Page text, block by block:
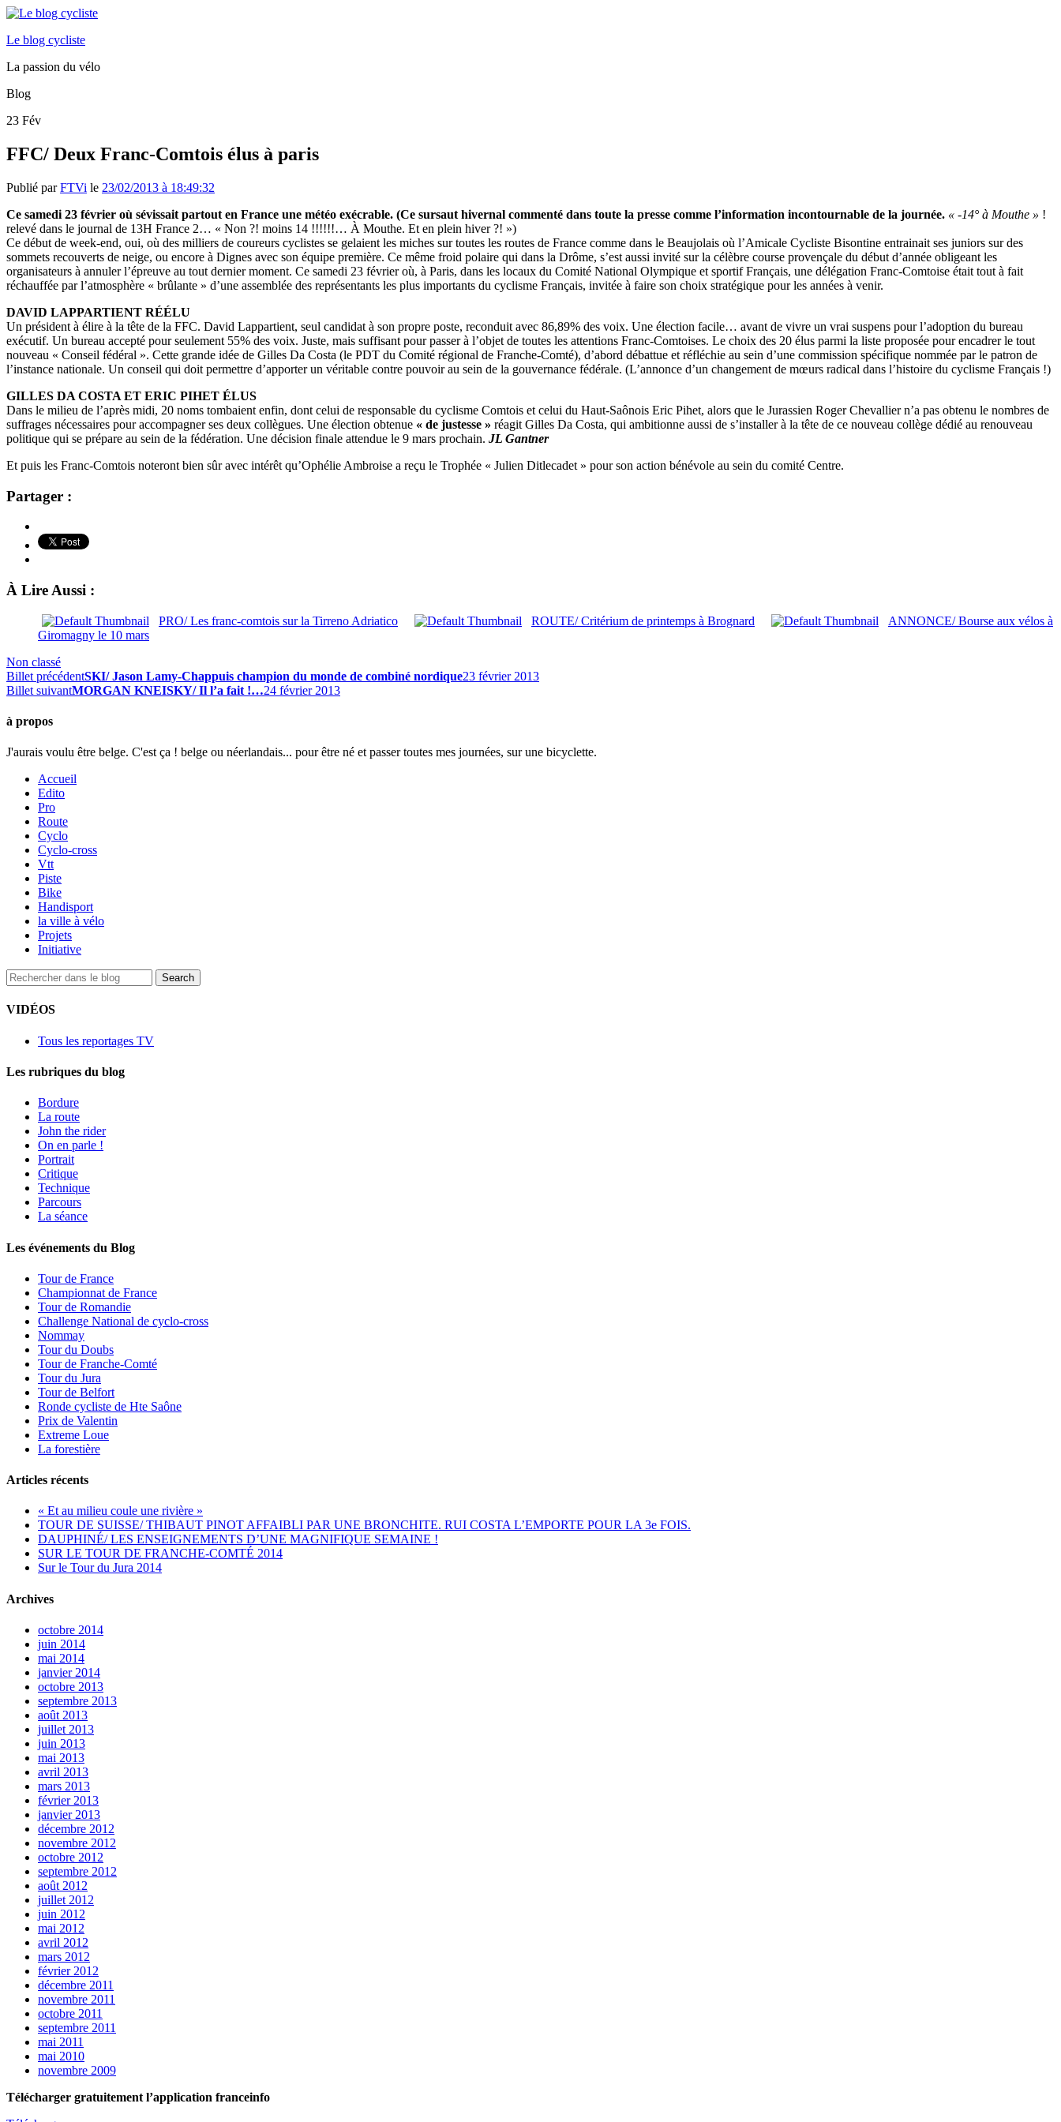
Le blog cycliste
La passion du vélo
Blog
23 Fév
FFC/ Deux Franc-Comtois élus à paris
Publié parFTVi le 23/02/2013 à 18:49:32
Ce samedi 23 février où sévissait partout en France une météo exécrable. (Ce sursaut hivernal commenté dans toute la presse comme l’information incontournable de la journée. « -14° à Mouthe » !
relevé dans le journal de 13H France 2… « Non ?! moins 14 !!!!!!… À Mouthe. Et en plein hiver ?! »)
Ce début de week-end, oui, où des milliers de coureurs cyclistes se gelaient les miches sur toutes les routes de France comme dans le Beaujolais où l’Amicale Cycliste Bisontine entrainait ses juniors sur des
sommets recouverts de neige, ou encore à Dignes avec son équipe première. Ce même froid polaire qui dans la Drôme, s’est aussi invité sur la célèbre course provençale du début d’année obligeant les
organisateurs à annuler l’épreuve au tout dernier moment. Ce samedi 23 février où, à Paris, dans les locaux du Comité National Olympique et sportif Français, une délégation Franc-Comtoise était tout à fait
réchauffée par l’atmosphère « brûlante » d’une assemblée des représentants les plus importants du cyclisme Français, invitée à faire son choix stratégique pour les années à venir.
DAVID LAPPARTIENT RÉÉLU
Un président à élire à la tête de la FFC. David Lappartient, seul candidat à son propre poste, reconduit avec 86,89% des voix. Une élection facile… avant de vivre un vrai suspens pour l’adoption du bureau
exécutif. Un bureau accepté pour seulement 55% des voix. Juste, mais suffisant pour passer à l’objet de toutes les attentions Franc-Comtoises. Le choix des 20 élus parmi la liste proposée pour encadrer le tout
nouveau « Conseil fédéral ». Cette grande idée de Gilles Da Costa (le PDT du Comité régional de Franche-Comté), d’abord débattue et réfléchie au sein d’une commission spécifique nommée par le patron de
l’instance nationale. Un conseil qui doit permettre d’apporter un véritable contre pouvoir au sein de la gouvernance fédérale. (L’annonce d’un changement de mœurs radical dans l’histoire du cyclisme Français !)
GILLES DA COSTA ET ERIC PIHET ÉLUS
Dans le milieu de l’après midi, 20 noms tombaient enfin, dont celui de responsable du cyclisme Comtois et celui du Haut-Saônois Eric Pihet, alors que le Jurassien Roger Chevallier n’a pas obtenu le nombres de
suffrages nécessaires pour accompagner ses deux collègues. Une élection obtenue « de justesse » réagit Gilles Da Costa, qui ambitionne aussi de s’installer à la tête de ce nouveau collège dédié au renouveau
politique qui se prépare au sein de la fédération. Une décision finale attendue le 9 mars prochain. JL Gantner
Et puis les Franc-Comtois noteront bien sûr avec intérêt qu’Ophélie Ambroise a reçu le Trophée « Julien Ditlecadet » pour son action bénévole au sein du comité Centre.
Partager :
À Lire Aussi :
PRO/ Les franc-comtois sur la Tirreno Adriatico ROUTE/ Critérium de printemps à Brognard
ANNONCE/ Bourse aux vélos à
Giromagny le 10 mars
Non classé
Billet précédentSKI/ Jason Lamy-Chappuis champion du monde de combiné nordique23 février 2013
Billet suivantMORGAN KNEISKY/ Il l’a fait !…24 février 2013
à propos
J'aurais voulu être belge. C'est ça ! belge ou néerlandais... pour être né et passer toutes mes journées, sur une bicyclette.
Accueil
Edito
Pro
Route
Cyclo
Cyclo-cross
Vtt
Piste
Bike
Handisport
la ville à vélo
Projets
Initiative
VIDÉOS
Tous les reportages TV
Les rubriques du blog
Bordure
La route
John the rider
On en parle !
Portrait
Critique
Technique
Parcours
La séance
Les événements du Blog
Tour de France
Championnat de France
Tour de Romandie
Challenge National de cyclo-cross
Nommay
Tour du Doubs
Tour de Franche-Comté
Tour du Jura
Tour de Belfort
Ronde cycliste de Hte Saône
Prix de Valentin
Extreme Loue
La forestière
Articles récents
« Et au milieu coule une rivière »
TOUR DE SUISSE/ THIBAUT PINOT AFFAIBLI PAR UNE BRONCHITE. RUI COSTA L’EMPORTE POUR LA 3e FOIS.
DAUPHINÉ/ LES ENSEIGNEMENTS D’UNE MAGNIFIQUE SEMAINE !
SUR LE TOUR DE FRANCHE-COMTÉ 2014
Sur le Tour du Jura 2014
Archives
octobre 2014
juin 2014
mai 2014
janvier 2014
octobre 2013
septembre 2013
août 2013
juillet 2013
juin 2013
mai 2013
avril 2013
mars 2013
février 2013
janvier 2013
décembre 2012
novembre 2012
octobre 2012
septembre 2012
août 2012
juillet 2012
juin 2012
mai 2012
avril 2012
mars 2012
février 2012
décembre 2011
novembre 2011
octobre 2011
septembre 2011
mai 2011
mai 2010
novembre 2009
Télécharger gratuitement l’application franceinfo